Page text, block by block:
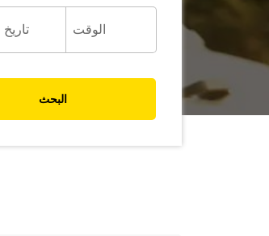
البحث